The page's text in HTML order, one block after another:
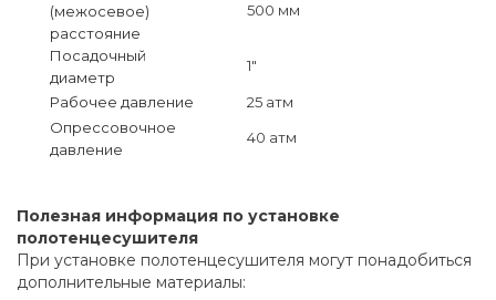
(межосевое)
расстояние
500 мм
Посадочный
диаметр
1"
Рабочее давление
25 атм
Опрессовочное
давление
40 атм
Полезная информация по установке
полотенцесушителя
При установке полотенцесушителя могут понадобиться
дополнительные материалы: